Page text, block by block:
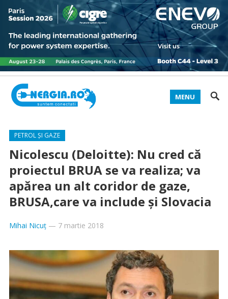
MENU
PETROL ȘI GAZE
Nicolescu (Deloitte): Nu cred că
proiectul BRUA se va realiza; va
apărea un alt coridor de gaze,
BRUSA,care va include şi Slovacia
Mihai Nicuț— 7 martie 2018